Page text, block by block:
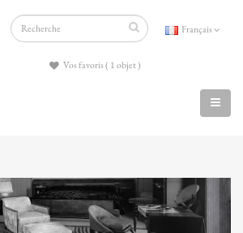
Français
Vos favoris ( 1 objet )